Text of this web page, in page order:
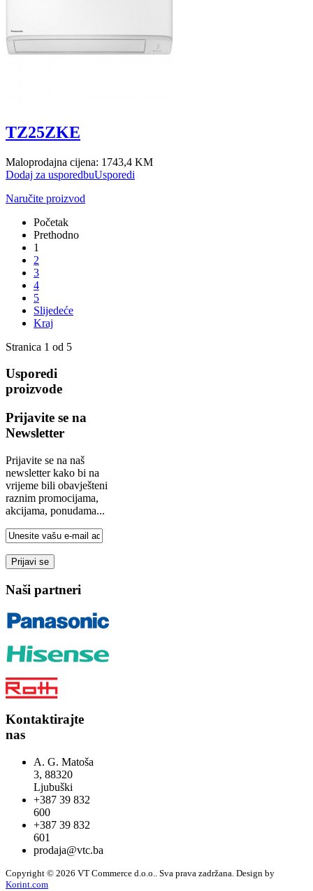
TZ25ZKE
Maloprodajna cijena: 1743,4 KM
Dodaj za usporedbuUsporedi
Naručite proizvod
Početak
Prethodno
1
2
3
4
5
Slijedeće
Kraj
Stranica 1 od 5
Usporedi
proizvode
Prijavite se na
Newsletter
Prijavite se na naš
newsletter kako bi na
vrijeme bili obavješteni
raznim promocijama,
akcijama, ponudama...
Naši partneri
Kontaktirajte
nas
A. G. Matoša
3, 88320
Ljubuški
+387 39 832
600
+387 39 832
601
prodaja@vtc.ba
Copyright © 2026 VT Commerce d.o.o.. Sva prava zadržana. Design by
Korint.com